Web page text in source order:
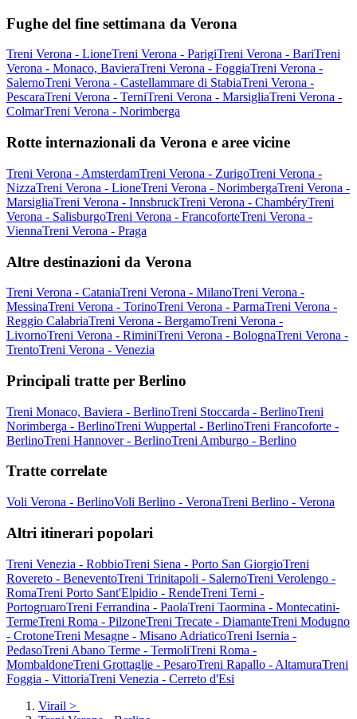
Fughe del fine settimana da Verona
Treni Verona - LioneTreni Verona - ParigiTreni Verona - BariTreni
Verona - Monaco, BavieraTreni Verona - FoggiaTreni Verona -
SalernoTreni Verona - Castellammare di StabiaTreni Verona -
PescaraTreni Verona - TerniTreni Verona - MarsigliaTreni Verona -
ColmarTreni Verona - Norimberga
Rotte internazionali da Verona e aree vicine
Treni Verona - AmsterdamTreni Verona - ZurigoTreni Verona -
NizzaTreni Verona - LioneTreni Verona - NorimbergaTreni Verona -
MarsigliaTreni Verona - InnsbruckTreni Verona - ChambéryTreni
Verona - SalisburgoTreni Verona - FrancoforteTreni Verona -
ViennaTreni Verona - Praga
Altre destinazioni da Verona
Treni Verona - CataniaTreni Verona - MilanoTreni Verona -
MessinaTreni Verona - TorinoTreni Verona - ParmaTreni Verona -
Reggio CalabriaTreni Verona - BergamoTreni Verona -
LivornoTreni Verona - RiminiTreni Verona - BolognaTreni Verona -
TrentoTreni Verona - Venezia
Principali tratte per Berlino
Treni Monaco, Baviera - BerlinoTreni Stoccarda - BerlinoTreni
Norimberga - BerlinoTreni Wuppertal - BerlinoTreni Francoforte -
BerlinoTreni Hannover - BerlinoTreni Amburgo - Berlino
Tratte correlate
Voli Verona - BerlinoVoli Berlino - VeronaTreni Berlino - Verona
Altri itinerari popolari
Treni Venezia - RobbioTreni Siena - Porto San GiorgioTreni
Rovereto - BeneventoTreni Trinitapoli - SalernoTreni Verolengo -
RomaTreni Porto Sant'Elpidio - RendeTreni Terni -
PortogruaroTreni Ferrandina - PaolaTreni Taormina - Montecatini-
TermeTreni Roma - PilzoneTreni Trecate - DiamanteTreni Modugno
- CrotoneTreni Mesagne - Misano AdriaticoTreni Isernia -
PedasoTreni Abano Terme - TermoliTreni Roma -
MombaldoneTreni Grottaglie - PesaroTreni Rapallo - AltamuraTreni
Foggia - VittoriaTreni Venezia - Cerreto d'Esi
Virail >